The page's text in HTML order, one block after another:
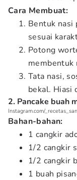
Cara Membuat:
Bentuk nasi
sesuai
Potong
membentuk
Tata nasi,
bekal. Hiasi
2. Pancake buah
Instagram.com/
Bahan-bahan:
1 cangkir
1/2 cangkir
1/2 cangkir
1 buah